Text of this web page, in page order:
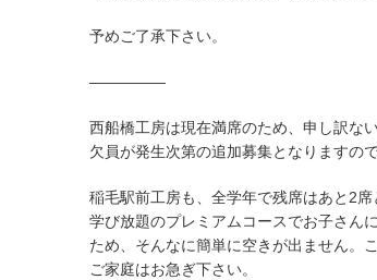
予めご了承下さい。
—————
西船橋工房は現在満席のため、申し訳な
欠員が発生次第の追加募集となりますの
稲毛駅前工房も、全学年で残席はあと2席
学び放題のプレミアムコースでお子さん
ため、そんなに簡単に空きが出ません。
ご家庭はお急ぎ下さい。